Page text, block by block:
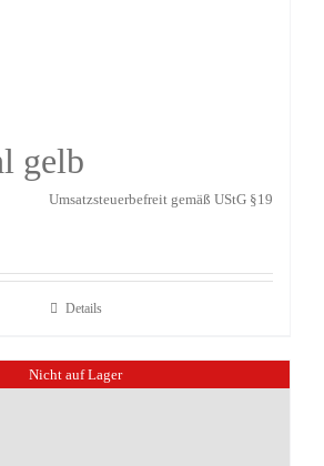
gelb
Umsatzsteuerbefreit gemäß UStG §19
Details
Nicht auf Lager